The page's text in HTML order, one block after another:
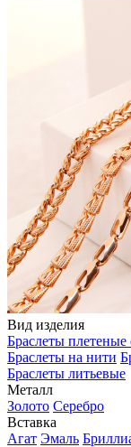
Вид изделия
Браслеты
Браслеты на нити
Браслеты литьевые
Металл
Золото Серебро
Вставка
Агат Эмаль